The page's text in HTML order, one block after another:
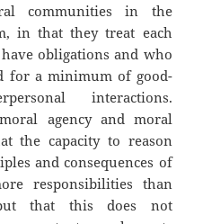
communities in the
in that they treat each
obligations and who
for a minimum of good-
interactions.
agency and moral
the capacity to reason
and consequences of
responsibilities than
that this does not